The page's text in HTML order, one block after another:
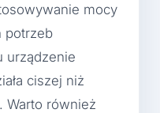
mocy
potrzeb
urządzenie
ciszej niż
Warto również